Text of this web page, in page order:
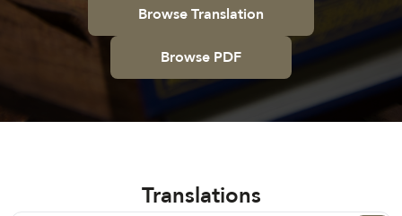
Browse Translation
Browse PDF
Translations